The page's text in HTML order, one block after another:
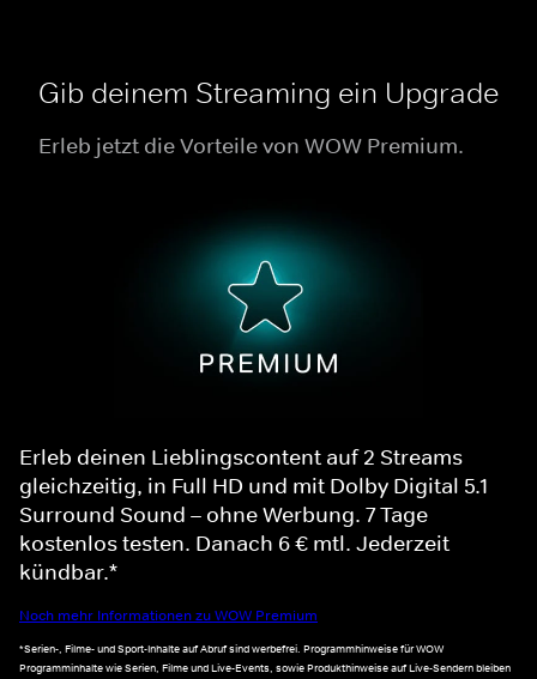
Gib deinem Streaming ein Upgrade
Erleb jetzt die Vorteile von WOW Premium.
Erleb deinen Lieblingscontent auf 2 Streams
gleichzeitig, in Full HD und mit Dolby Digital 5.1
Surround Sound – ohne Werbung. 7 Tage
kostenlos testen. Danach 6 € mtl. Jederzeit
kündbar.*
Noch mehr Informationen zu WOW Premium
*Serien-, Filme- und Sport-Inhalte auf Abruf sind werbefrei. Programmhinweise für WOW
Programminhalte wie Serien, Filme und Live-Events, sowie Produkthinweise auf Live-Sendern bleiben